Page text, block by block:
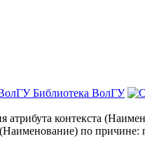
Библиотека ВолГУ
контекста
по